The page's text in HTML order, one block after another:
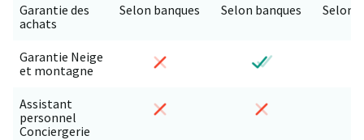
Garantie des
achats
Selon banques Selon banques Selon
Garantie Neige
et montagne
Assistant
personnel
Conciergerie